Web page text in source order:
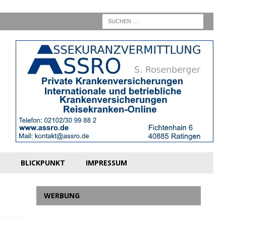
BLICKPUNKT IMPRESSUM
WERBUNG